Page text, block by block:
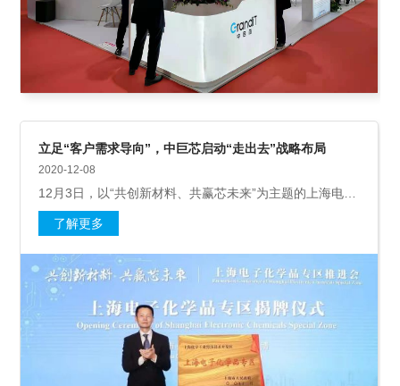
立足“客户需求导向”，中巨芯启动“走出去”战略布局
2020-12-08
12月3日，以“共创新材料、共赢芯未来”为主题的上海电子
化学品专区推进会暨电子化学品创新发展国际论坛在上海
召开。论坛期间举办了上海电子化学品专区揭牌仪式。
了解更多